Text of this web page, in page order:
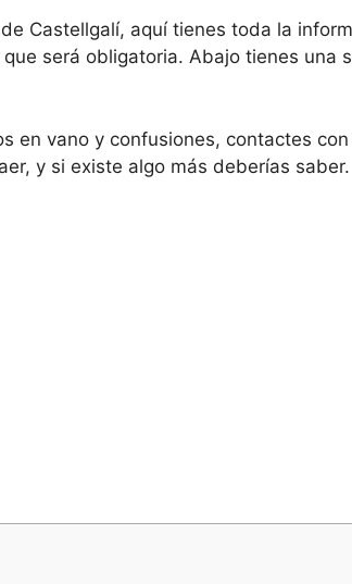
Castellgalí, aquí tienes toda la
será obligatoria. Abajo tienes una
en vano y confusiones, contactes
y si existe algo más deberías saber.